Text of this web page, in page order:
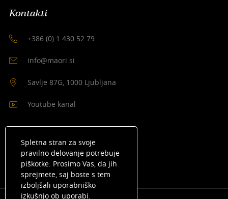
Kontakti
+386 (0) 1 430 52 79
info@maori.si
Savlje 87G, 1000 Ljubljana
Youtube kanal
Spletna stran za svoje
pravilno delovanje potrebuje
piškotke. Prosimo Vas, da jih
sprejmete, saj boste s tem
izboljšali uporabniško
izkušnjo ob uporabi.